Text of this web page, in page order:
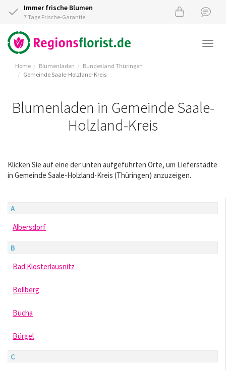
Immer frische Blumen
7 Tage Frische-Garantie
Home Blumenladen
Bundesland Thüringen
Gemeinde Saale-Holzland-Kreis
Blumenladen in Gemeinde Saale-
Holzland-Kreis
Klicken Sie auf eine der unten aufgeführten Örte, um Lieferstädte
in Gemeinde Saale-Holzland-Kreis (Thüringen) anzuzeigen.
A
Albersdorf
B
Bad Klosterlausnitz
Bollberg
Bucha
Bürgel
C